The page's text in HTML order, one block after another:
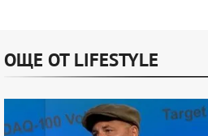
ОЩЕ ОТ LIFESTYLE